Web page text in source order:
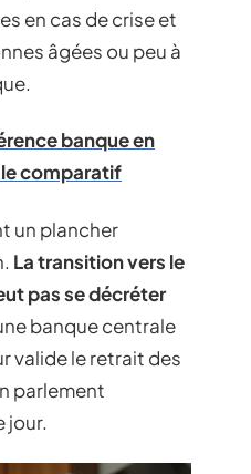
en cas de crise et
âgées ou peu à
banque en
comparatif
un plancher
La transition vers le
pas se décréter
banque centrale
valide le retrait des
parlement
jour.